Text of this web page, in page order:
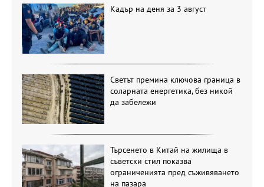
Кадър на деня за 3 август
Светът премина ключова граница в
соларната енергетика, без никой
да забележи
Търсенето в Китай на жилища в
съветски стил показва
ограниченията пред съживяването
на пазара